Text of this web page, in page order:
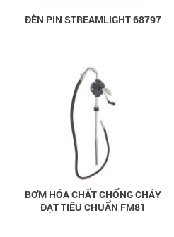
ĐÈN PIN STREAMLIGHT 68797
BƠM HÓA CHẤT CHỐNG CHÁY
ĐẠT TIÊU CHUẨN FM81